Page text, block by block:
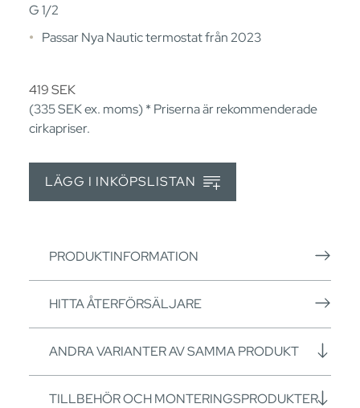
G 1/2
Passar Nya Nautic termostat från 2023
419SEK
(335SEKex. moms) * Priserna är rekommenderade
cirkapriser.
LÄGG I INKÖPSLISTAN
PRODUKTINFORMATION
HITTA ÅTERFÖRSÄLJARE
ANDRA VARIANTER AV SAMMA PRODUKT
TILLBEHÖR OCH MONTERINGSPRODUKTER